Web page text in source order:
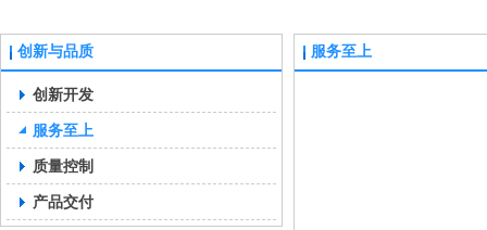
创新与品质
创新开发
服务至上
质量控制
产品交付
服务至上